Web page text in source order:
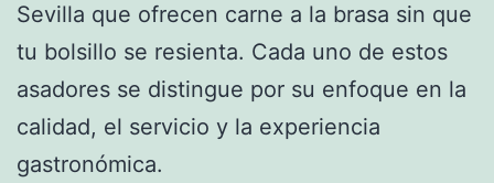
Sevilla que ofrecen carne a la brasa sin que
tu bolsillo se resienta. Cada uno de estos
asadores se distingue por su enfoque en la
calidad, el servicio y la experiencia
gastronómica.